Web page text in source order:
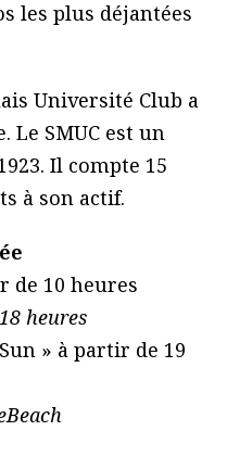
les plus déjantées
Université Club a
Le SMUC est un
Il compte 15
à son actif.
de 10 heures
heures
» à partir de 19